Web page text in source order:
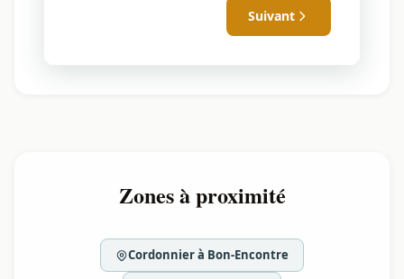
Suivant
Zones à proximité
Cordonnier à Bon-Encontre